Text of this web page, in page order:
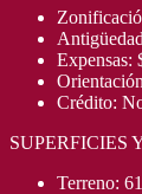
Expensas:
Crédito:
SUPERFICIES
Terreno: